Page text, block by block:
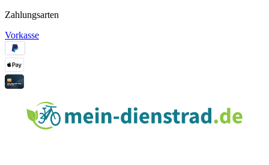
Zahlungsarten
Vorkasse